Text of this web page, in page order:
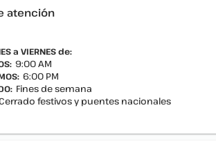
atención
a VIERNES de:
9:00 AM
6:00 PM
Fines de semana
festivos y puentes nacionales